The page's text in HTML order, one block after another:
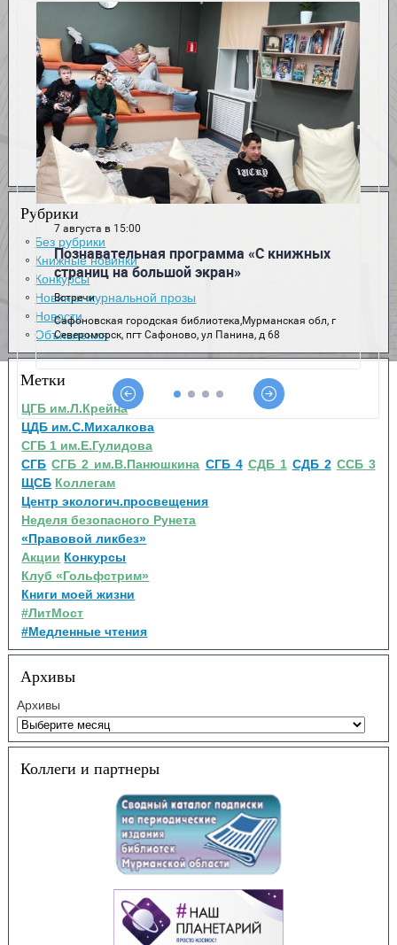
Рубрики
Без рубрики
Книжные новинки
Конкурсы
Новинки журнальной прозы
Новости
Объявления
Метки
ЦГБ им.Л.Крейна
ЦДБ им.С.Михалкова
СГБ 1 им.Е.Гулидова
СГБ СГБ 2 им.В.Панюшкина СГБ 4 СДБ 1 СДБ 2 ССБ 3
ЩСБ Коллегам
Центр экологич.просвещения
Неделя безопасного Рунета
«Правовой ликбез»
Акции Конкурсы
Клуб «Гольфстрим»
Книги моей жизни
#ЛитМост
#Медленные чтения
Архивы
Архивы
Коллеги и партнеры